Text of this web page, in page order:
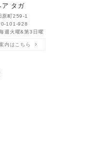
ア タガ
原町259-1
101-928
週火曜&第3日曜
内はこちら